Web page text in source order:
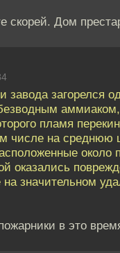
скорей. Дом
завода загорелся
пламя
числе на среднюю
около
оказались
значительном
в это